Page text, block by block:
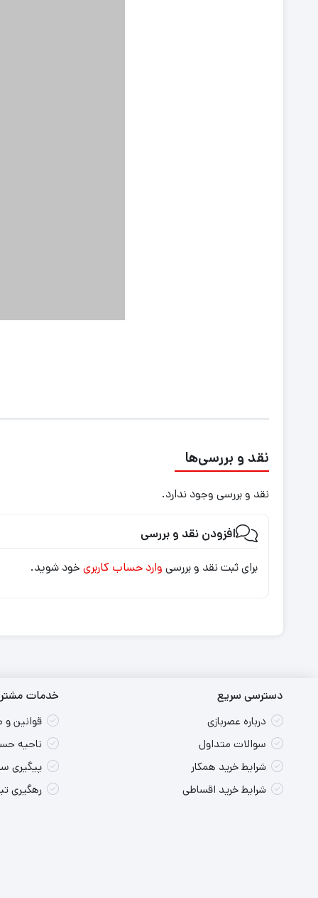
نقد و بررسی‌ها
نقد و بررسی وجود ندارد.
افزودن نقد و بررسی
برای ثبت نقد و بررسی وارد حساب کاربریخود شوید.
دسترسی سریع
درباره عصربازی
سوالات متداول
شرایط خرید همکار
شرایط خرید اقساطی
خدمات
قوانین
ناحیه
پیگیری
رهگیری